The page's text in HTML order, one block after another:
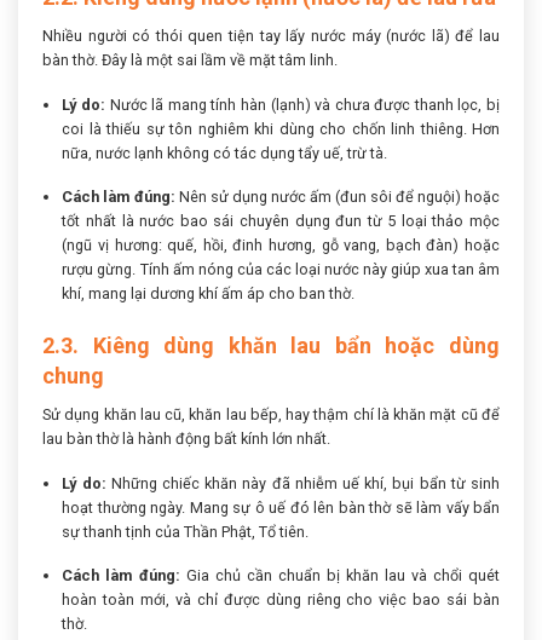
Nhiều người có thói quen tiện tay lấy nước máy (nước lã) để lau
bàn thờ. Đây là một sai lầm về mặt tâm linh.
Lý do: Nước lã mang tính hàn (lạnh) và chưa được thanh lọc, bị
coi là thiếu sự tôn nghiêm khi dùng cho chốn linh thiêng. Hơn
nữa, nước lạnh không có tác dụng tẩy uế, trừ tà.
Cách làm đúng: Nên sử dụng nước ấm (đun sôi để nguội) hoặc
tốt nhất là nước bao sái chuyên dụng đun từ 5 loại thảo mộc
(ngũ vị hương: quế, hồi, đinh hương, gỗ vang, bạch đàn) hoặc
rượu gừng. Tính ấm nóng của các loại nước này giúp xua tan âm
khí, mang lại dương khí ấm áp cho ban thờ.
2.3. Kiêng dùng khăn lau bẩn hoặc dùng
chung
Sử dụng khăn lau cũ, khăn lau bếp, hay thậm chí là khăn mặt cũ để
lau bàn thờ là hành động bất kính lớn nhất.
Lý do: Những chiếc khăn này đã nhiễm uế khí, bụi bẩn từ sinh
hoạt thường ngày. Mang sự ô uế đó lên bàn thờ sẽ làm vấy bẩn
sự thanh tịnh của Thần Phật, Tổ tiên.
Cách làm đúng: Gia chủ cần chuẩn bị khăn lau và chổi quét
hoàn toàn mới, và chỉ được dùng riêng cho việc bao sái bàn
thờ.